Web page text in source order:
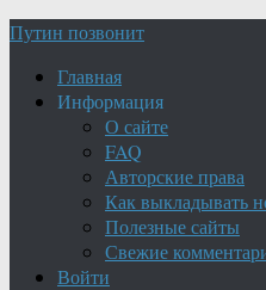
Путин позвонит
Главная
Информация
О сайте
FAQ
Авторские права
Как выкладывать
Полезные сайты
Свежие
Войти